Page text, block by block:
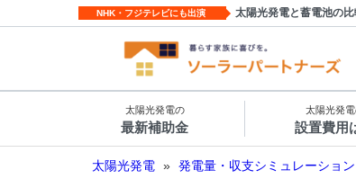
NHK・フジテレビにも出演 太陽光発電と蓄電池の
太陽光発電の
最新補助金
太陽光発
設置費用
太陽光発電 » 発電量・収支シミュレーション